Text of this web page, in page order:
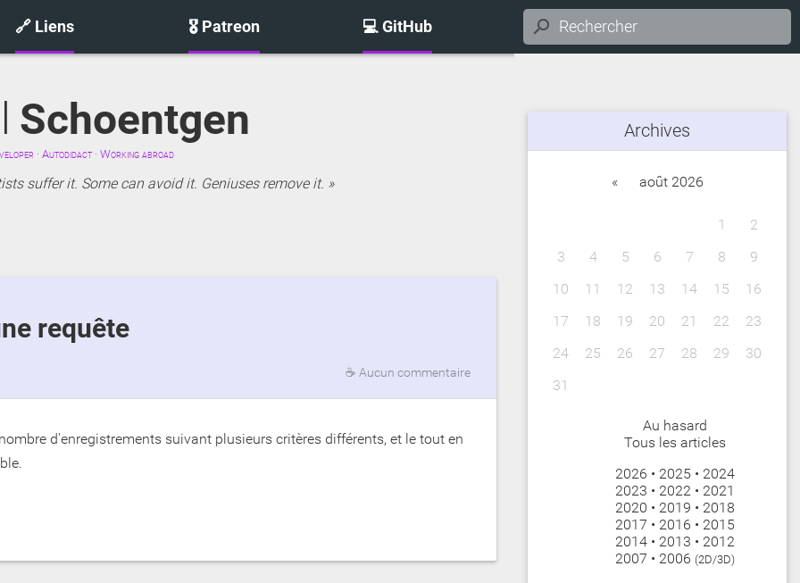
🔗 Liens 🎖️ Patreon 💻 GitHub
Archives
« août 2026
1
2
3
4 5 6 7 8
9
10
11 12 13 14 15
16
17
18 19 20 21 22
23
24
25 26 27 28 29
30
31
Au hasard
Tous les articles
2026 • 2025 • 2024
2023 • 2022 • 2021
2020 • 2019 • 2018
2017 • 2016 • 2015
2014 • 2013 • 2012
2007 • 2006 (2D/3D)
Schoentgen
· Autodidact · Working abroad
suffer it. Some can avoid it. Geniuses remove it.
requête
☕Aucun commentaire
d'enregistrements suivant plusieurs critères différents, et le tout en